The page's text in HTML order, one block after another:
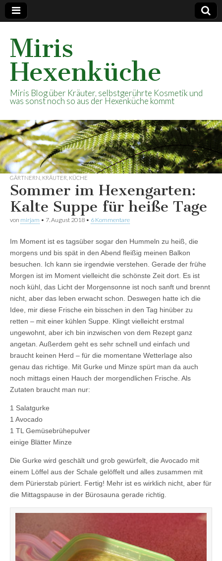
Miris
Hexenküche
Miris Blog über Kräuter, selbstgerührte Kosmetik und
was sonst noch so aus der Hexenküche kommt
GÄRTNERN KRÄUTER KÜCHE
Sommer im Hexengarten:
Kalte Suppe für heiße Tage
von mirjam • 7. August 2018 • 6 Kommentare
Im Moment ist es tagsüber sogar den Hummeln zu heiß, die
morgens und bis spät in den Abend fleißig meinen Balkon
besuchen. Ich kann sie irgendwie verstehen. Gerade der frühe
Morgen ist im Moment vielleicht die schönste Zeit dort. Es ist
noch kühl, das Licht der Morgensonne ist noch sanft und brennt
nicht, aber das leben erwacht schon. Deswegen hatte ich die
Idee, mir diese Frische ein bisschen in den Tag hinüber zu
retten – mit einer kühlen Suppe. Klingt vielleicht erstmal
ungewohnt, aber ich bin inzwischen von dem Rezept ganz
angetan. Außerdem geht es sehr schnell und einfach und
braucht keinen Herd – für die momentane Wetterlage also
genau das richtige. Mit Gurke und Minze spürt man da auch
noch mittags einen Hauch der morgendlichen Frische. Als
Zutaten braucht man nur:
1 Salatgurke
1 Avocado
1 TL Gemüsebrühepulver
einige Blätter Minze
Die Gurke wird geschält und grob gewürfelt, die Avocado mit
einem Löffel aus der Schale gelöffelt und alles zusammen mit
dem Pürierstab püriert. Fertig! Mehr ist es wirklich nicht, aber für
die Mittagspause in der Bürosauna gerade richtig.